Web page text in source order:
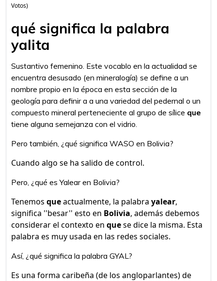
Votos)
qué significa la palabra
yalita
Sustantivo femenino. Este vocablo en la actualidad se
encuentra desusado (en mineralogía) se define a un
nombre propio en la época en esta sección de la
geología para definir a a una variedad del pedernal o un
compuesto mineral perteneciente al grupo de sílice que
tiene alguna semejanza con el vidrio.
Pero también, ¿qué significa WASO en Bolivia?
Cuando algo se ha salido de control.
Pero, ¿qué es Yalear en Bolivia?
Tenemos queactualmente, la palabra yalear,
significa ''besar'' esto en Bolivia, además debemos
considerar el contexto en quese dice la misma. Esta
palabra es muy usada en las redes sociales.
Así, ¿qué significa la palabra GYAL?
Es una forma caribeña (de los angloparlantes) de